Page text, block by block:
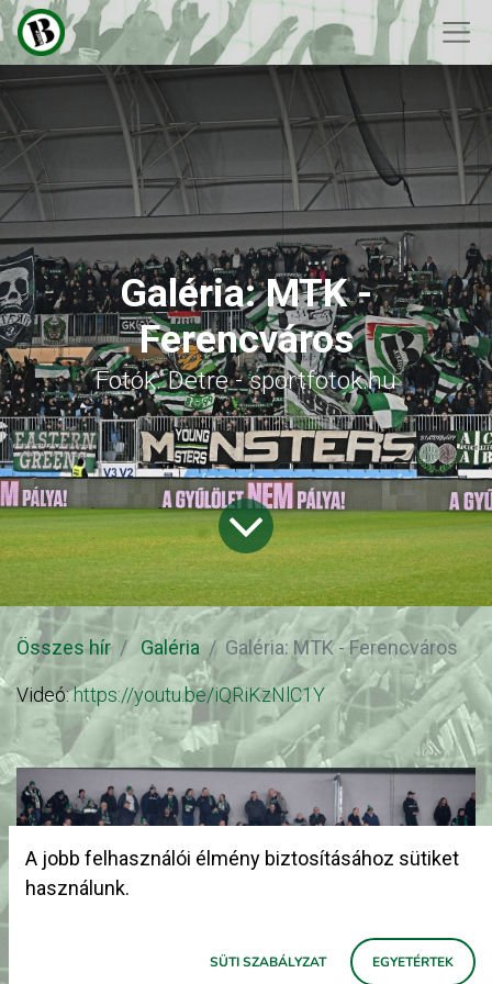
Galéria: MTK -
Ferencváros
Fotók: Detre - sportfotok.hu
Összes hír Galéria Galéria: MTK - Ferencváros
Videó:https://youtu.be/iQRiKzNlC1Y
A jobb felhasználói élmény biztosításához sütiket
használunk.
SÜTI SZABÁLYZAT EGYETÉRTEK